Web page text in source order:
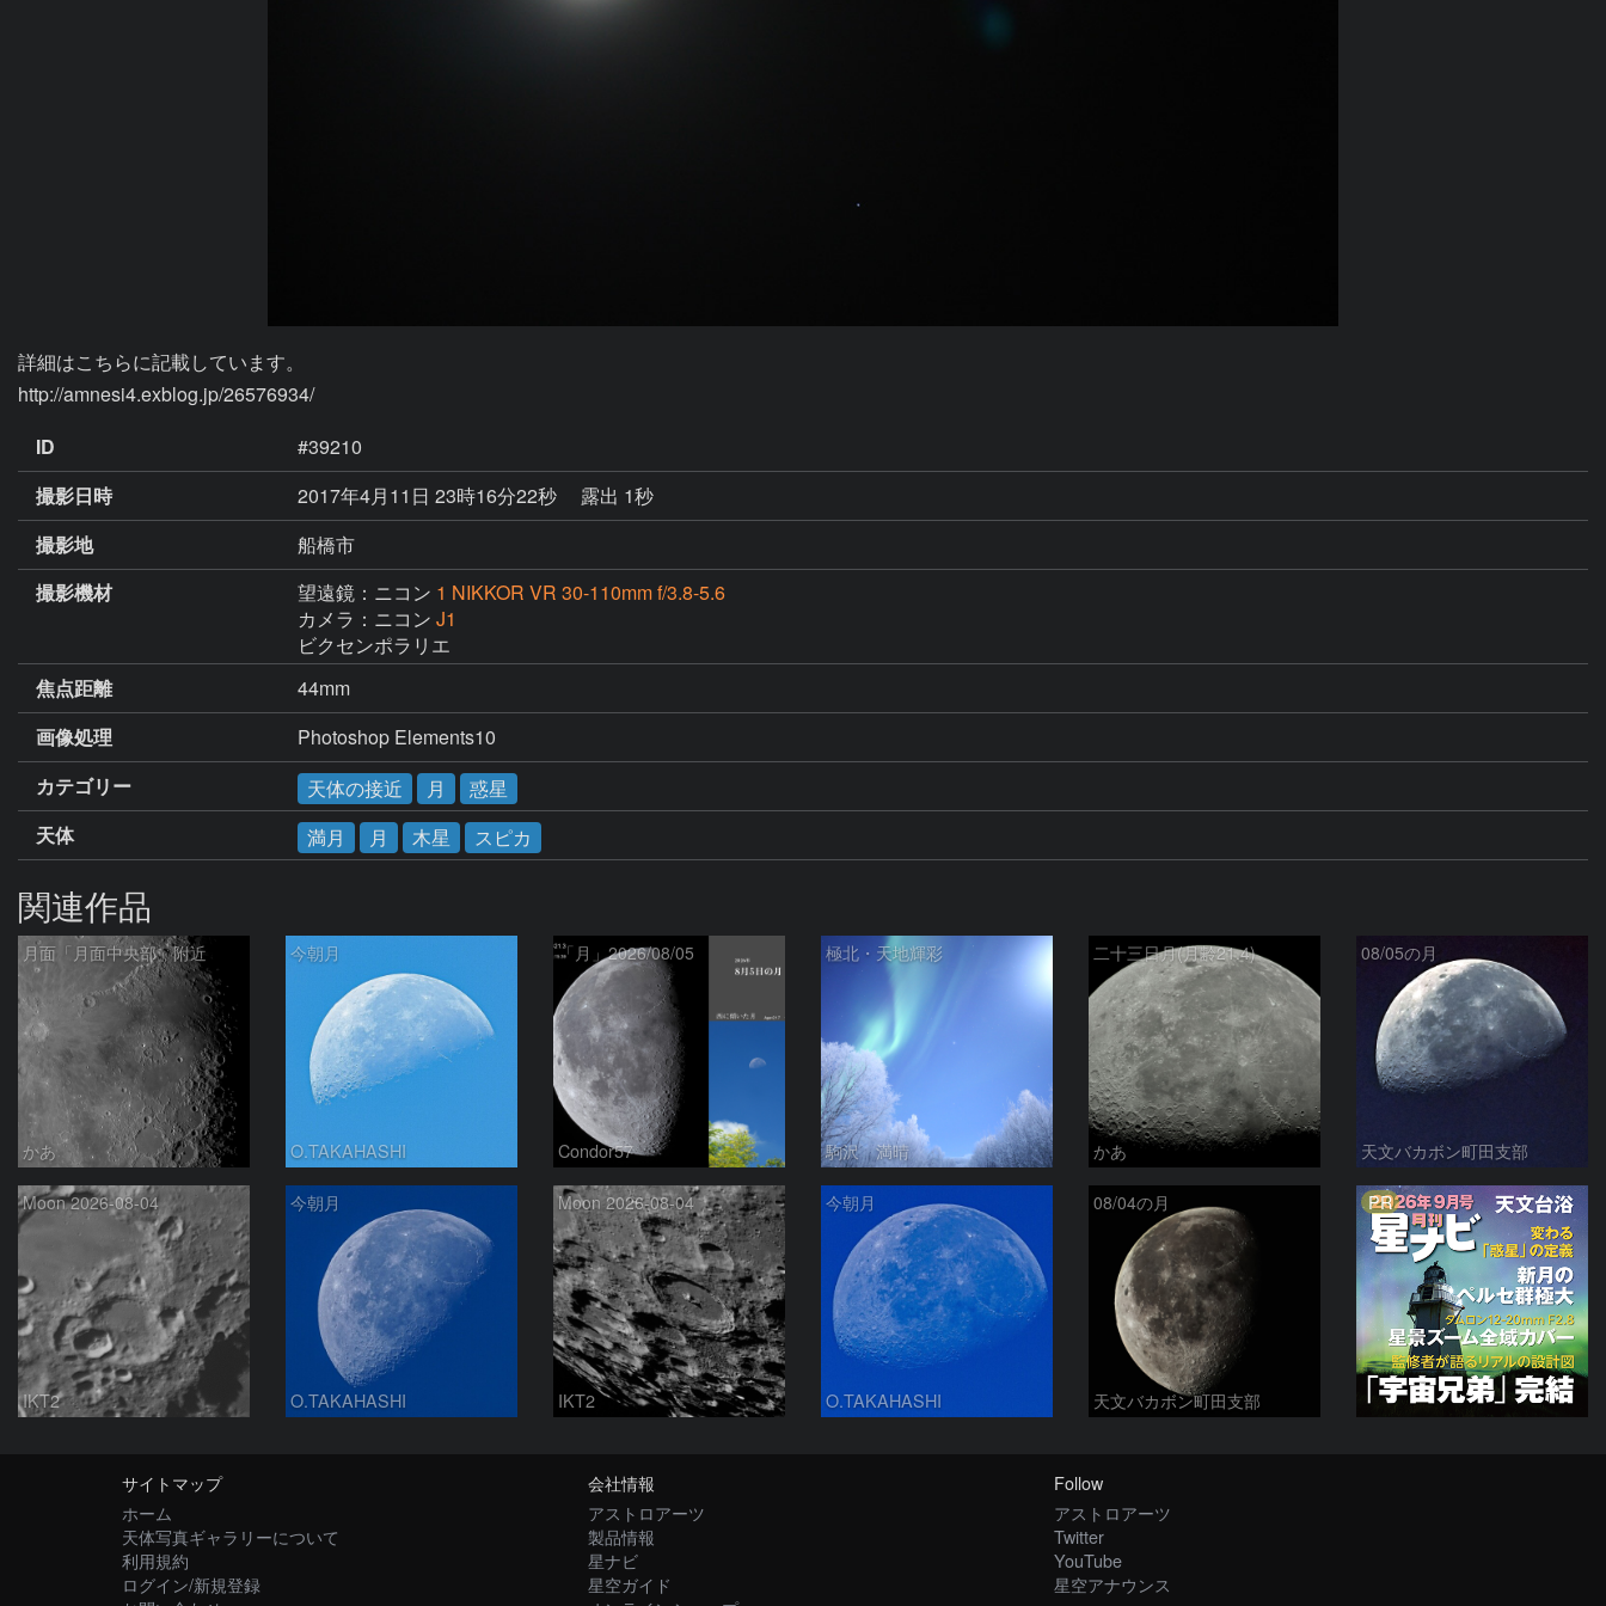
詳細はこちらに記載しています。
http://amnesi4.exblog.jp/26576934/
ID
#39210
撮影日時
2017年4月11日 23時16分22秒
露出 1秒
撮影地
船橋市
撮影機材
望遠鏡：ニコン 1 NIKKOR VR 30-110mm f/3.8-5.6
カメラ：ニコン J1
ビクセンポラリエ
焦点距離
44mm
画像処理
Photoshop Elements10
カテゴリー
天体の接近 月
惑星
天体
満月 月 木星 スピカ
関連作品
月面「月面中央部」附近
かあ
今朝月
O.TAKAHASHI
「月」2026/08/05
Condor57
極北・天地輝彩
駒沢 満晴
二十三日月(月齢21.4)
かあ
08/05の月
天文バカボン町田支部
Moon 2026-08-04
IKT2
今朝月
O.TAKAHASHI
Moon 2026-08-04
IKT2
今朝月
O.TAKAHASHI
08/04の月
天文バカボン町田支部
PR
サイトマップ
ホーム
天体写真ギャラリーについて
利用規約
ログイン/新規登録
会社情報
アストロアーツ
製品情報
星ナビ
星空ガイド
Follow
アストロアーツ
Twitter
YouTube
星空アナウンス